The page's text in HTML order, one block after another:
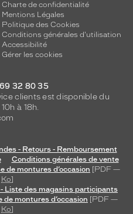
Charte de confidentialité
Mentions Légales
Politique des Cookies
Conditions générales d'utilisation
Accessibilité
Gérer les cookies
32 80 35
clients est disponible du
à 18h.
- Retours - Remboursement
Conditions générales de vente
de montures d’occasion [PDF —
Ko]
Liste des magasins participants
montures d’occasion [PDF —
Ko]